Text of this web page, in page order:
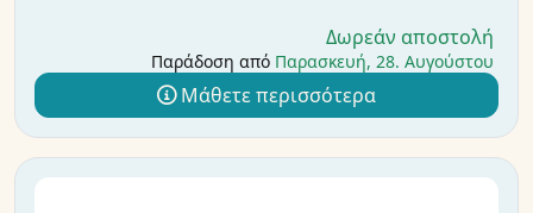
Δωρεάν αποστολή
Παράδοση από Παρασκευή, 28. Αυγούστου
Μάθετε περισσότερα